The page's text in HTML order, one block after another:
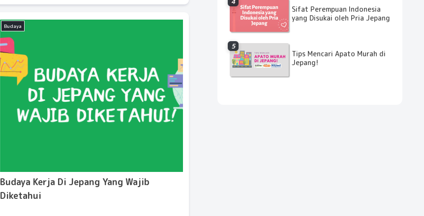
Budaya
Budaya Kerja Di Jepang Yang Wajib
Diketahui
Sifat Perempuan Indonesia
yang Disukai oleh Pria Jepang
Tips Mencari Apato Murah di
Jepang!